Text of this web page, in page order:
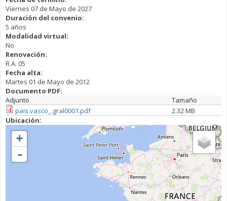
Viernes 07 de Mayo de 2027
Duración del convenio:
5 años
Modalidad virtual:
No
Renovación:
R.A. 05
Fecha alta:
Martes 01 de Mayo de 2012
Documento PDF:
Adjunto
Tamaño
pais.vasco_.gral0001.pdf
2.32 MB
Ubicación:
+
-